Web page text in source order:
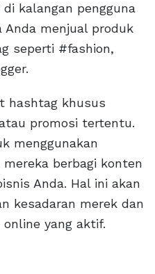
kalangan pengguna
Anda menjual produk
seperti #fashion,
hashtag khusus
promosi tertentu.
menggunakan
berbagi konten
Anda. Hal ini akan
kesadaran merek dan
yang aktif.